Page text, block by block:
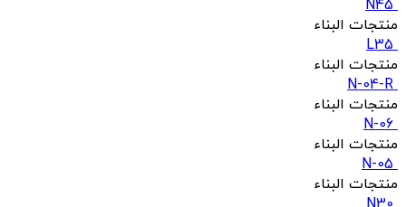
N45
منتجات البناء
L35
منتجات البناء
N-04-R
منتجات البناء
N-06
منتجات البناء
N-05
منتجات البناء